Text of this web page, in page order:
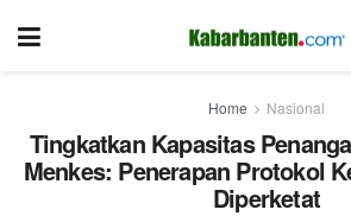
Home Nasional
Tingkatkan Kapasitas
Menkes: Penerapan Protokol
Diperketat